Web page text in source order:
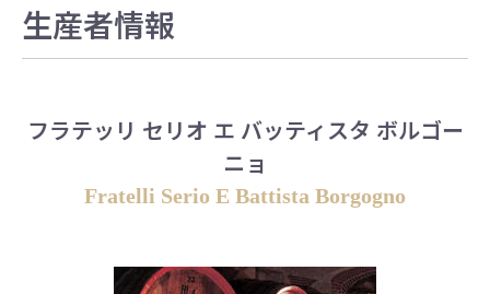
生産者情報
フラテッリ セリオ エ バッティスタ ボルゴー
ニョ
Fratelli Serio E Battista Borgogno